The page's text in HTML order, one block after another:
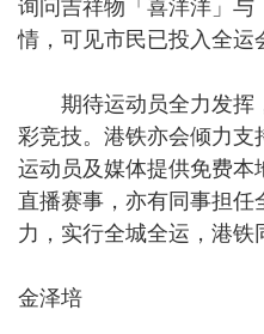
询问吉祥物「喜洋洋」与
情，可见市民已投入全运
期待运动员全力发挥
彩竞技。港铁亦会倾力支
运动员及媒体提供免费本
直播赛事，亦有同事担任
力，实行全城全运，港铁
金泽培